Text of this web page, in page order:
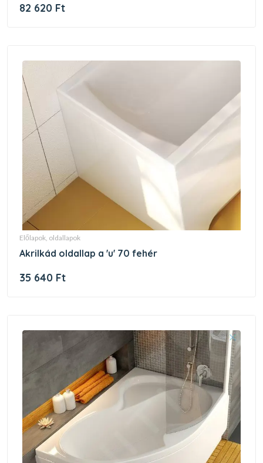
82 620 Ft
előlapok, oldallapok
akrilkád oldallap a 'u' 70 fehér
35 640 Ft